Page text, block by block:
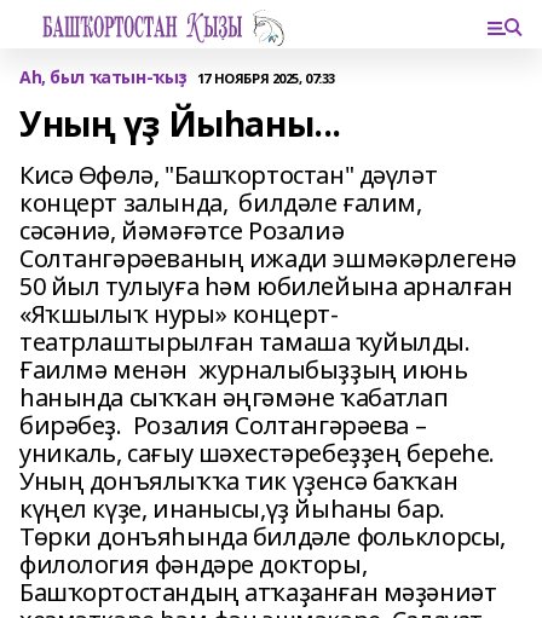
Аһ, был ҡатын-ҡыҙ 17 НОЯБРЯ 2025, 07:33
Уның үҙ Йыһаны...
Кисә Өфөлә, "Башҡортостан" дәүләт
концерт залында, билдәле ғалим,
сәсәниә, йәмәғәтсе Розалиә
Солтангәрәеваның ижади эшмәкәрлегенә
50 йыл тулыуға һәм юбилейына арналған
«Яҡшылыҡ нуры» концерт-
театрлаштырылған тамаша ҡуйылды.
Ғаилмә менән журналыбыҙҙың июнь
һанында сыҡҡан әңгәмәне ҡабатлап
бирәбеҙ. Розалия Солтангәрәева –
уникаль, сағыу шәхестәребеҙҙең береһе.
Уның донъялыҡҡа тик үҙенсә баҡҡан
күңел күҙе, инанысы,үҙ йыһаны бар.
Төрки донъяһында билдәле фольклорсы,
филология фәндәре докторы,
Башҡортостандың атҡаҙанған мәҙәниәт